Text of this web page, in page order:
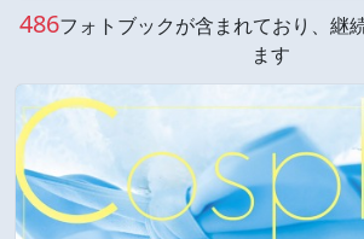
486フォトブックが含まれており、継
ます